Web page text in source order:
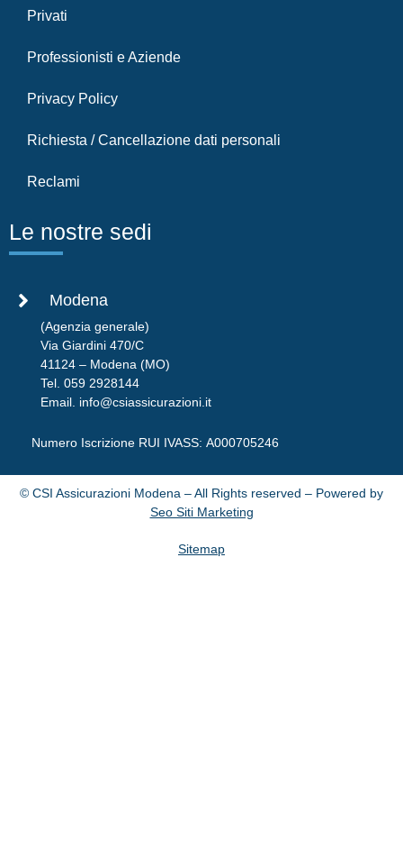
Privati
Professionisti e Aziende
Privacy Policy
Richiesta / Cancellazione dati personali
Reclami
Le nostre sedi
Modena
(Agenzia generale)
Via Giardini 470/C
41124 – Modena (MO)
Tel. 059 2928144
Email. info@csiassicurazioni.it
Numero Iscrizione RUI IVASS: A000705246
© CSI Assicurazioni Modena – All Rights reserved – Powered by
Seo Siti Marketing
Sitemap